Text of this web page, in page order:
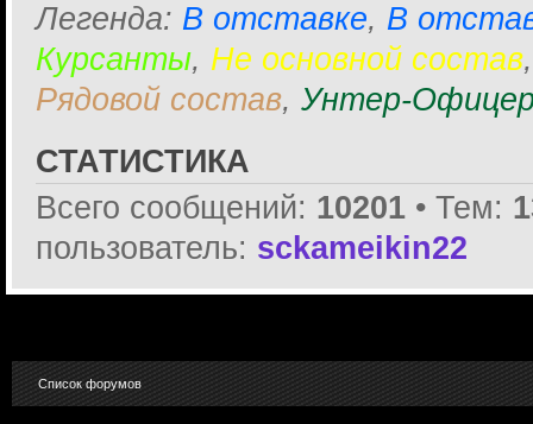
Легенда: В отставке, В
Курсанты, Не основной состав
Рядовой состав, Унтер-
СТАТИСТИКА
Всего сообщений: 10201 • Тем:
пользователь: sckameikin22
Список форумов